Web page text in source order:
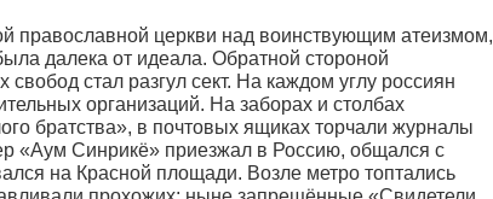
православной церкви над воинствующим атеизмом,
далека от идеала. Обратной стороной
свобод стал разгул сект. На каждом углу россиян
организаций. На заборах и столбах
братства», в почтовых ящиках торчали журналы
«Аум Синрикё» приезжал в Россию, общался с
на Красной площади. Возле метро топтались